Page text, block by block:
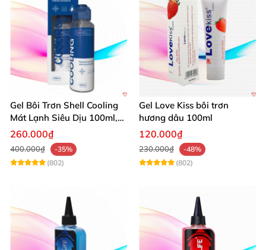
Gel Bôi Trơn Shell Cooling
Mát Lạnh Siêu Dịu 100ml,
Tăng Khoái Cảm
260.000₫
400.000₫
-35%
(802)
Gel Love Kiss bôi trơn
hương dâu 100ml
120.000₫
230.000₫
-48%
(802)